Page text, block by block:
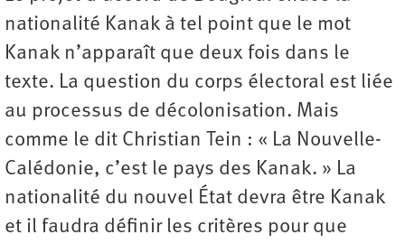
nationalité Kanak à tel point que le mot
Kanak n’apparaît que deux fois dans le
texte. La question du corps électoral est liée
au processus de décolonisation. Mais
comme le dit Christian Tein : « La Nouvelle-
Calédonie, c’est le pays des Kanak. » La
nationalité du nouvel État devra être Kanak
et il faudra définir les critères pour que